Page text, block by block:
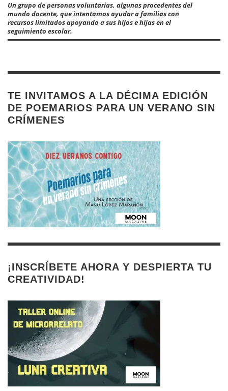
Un grupo de personas voluntarias, algunas procedentes del
mundo docente, que intentamos ayudar a familias con
recursos limitados apoyando a sus hijos e hijas en el
seguimiento escolar.
TE INVITAMOS A LA DÉCIMA EDICIÓN
DE POEMARIOS PARA UN VERANO SIN
CRÍMENES
¡INSCRÍBETE AHORA Y DESPIERTA TU
CREATIVIDAD!